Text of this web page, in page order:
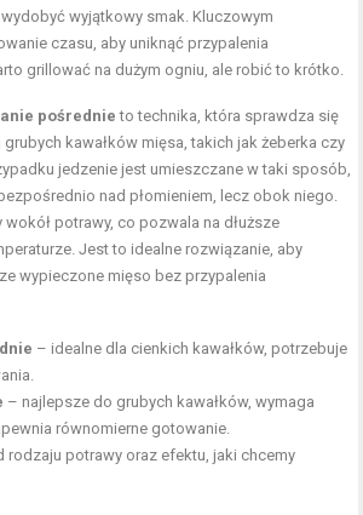
wyjątkowy smak. Kluczowym
czasu, aby uniknąć przypalenia
grillować na dużym ogniu, ale robić to krótko.
pośrednieto technika, która sprawdza się
kawałków mięsa, takich jak żeberka czy
jedzenie jest umieszczane w taki sposób,
nad płomieniem, lecz obok niego.
wokół potrawy, co pozwala na dłuższe
Jest to idealne rozwiązanie, aby
wypieczone mięso bez przypalenia
– idealne dla cienkich kawałków, potrzebuje
– najlepsze do grubych kawałków, wymaga
równomierne gotowanie.
rodzaju potrawy oraz efektu, jaki chcemy